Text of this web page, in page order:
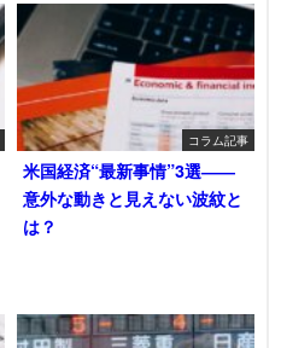
コラム記事
米国経済“最新事情”3選――
意外な動きと見えない波紋と
は？